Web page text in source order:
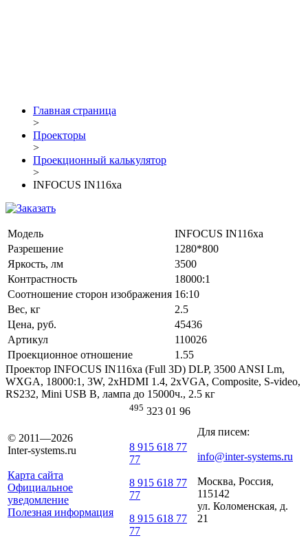
Главная страница
>
Проекторы
>
Проекционный калькулятор
>
INFOCUS IN116xa
Модель
INFOCUS IN116xa
Разрешение
1280*800
Яркость, лм
3500
Контрастность
18000:1
Соотношение сторон изображения 16:10
Вес, кг
2.5
Цена, руб.
45436
Артикул
110026
Проекционное отношение
1.55
Проектор INFOCUS IN116xa (Full 3D) DLP, 3500 ANSI Lm,
WXGA, 18000:1, 3W, 2хHDMI 1.4, 2хVGA, Composite, S-video,
RS232, Mini USB B, лампа до 15000ч., 2.5 кг
© 2011—2026
Inter-systems.ru
Карта сайта
Официальное
уведомление
Полезная информация
495 323 01 96
8 915 618 77
77
8 915 618 77
77
8 915 618 77
77
Для писем:
info@inter-systems.ru
Москва, Россия,
115142
ул. Коломенская, д.
21